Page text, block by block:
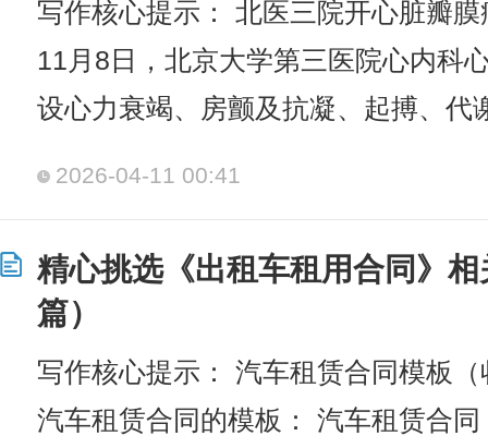
写作核心提示： 北医三院开心脏瓣
11月8日，北京大学第三医院心内科
设心力衰竭、房颤及抗凝、起搏、代
2026-04-11 00:41
精心挑选《出租车租用合同》
篇）
写作核心提示： 汽车租赁合同模板
汽车租赁合同的模板： 汽车租赁合